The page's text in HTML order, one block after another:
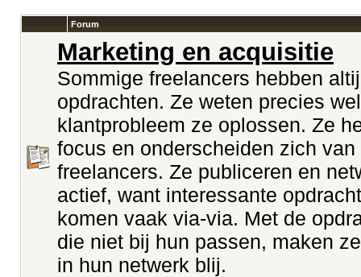
Forum
Marketing en acquisitie
Sommige freelancers hebben
opdrachten. Ze weten precies
klantprobleem ze oplossen. Ze
focus en onderscheiden zich van
freelancers. Ze publiceren en
actief, want interessante
komen vaak via-via. Met de
die niet bij hun passen, maken
in hun netwerk blij.